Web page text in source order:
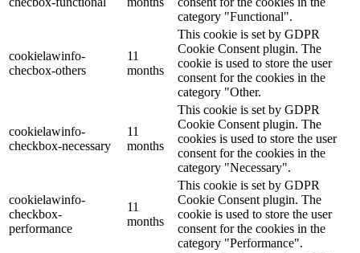
category "Functional".
cookielawinfo-
checbox-others
11
months
This cookie is set by GDPR
Cookie Consent plugin. The
cookie is used to store the user
consent for the cookies in the
category "Other.
cookielawinfo-
checkbox-necessary
11
months
This cookie is set by GDPR
Cookie Consent plugin. The
cookies is used to store the user
consent for the cookies in the
category "Necessary".
cookielawinfo-
checkbox-
performance
11
months
This cookie is set by GDPR
Cookie Consent plugin. The
cookie is used to store the user
consent for the cookies in the
category "Performance".